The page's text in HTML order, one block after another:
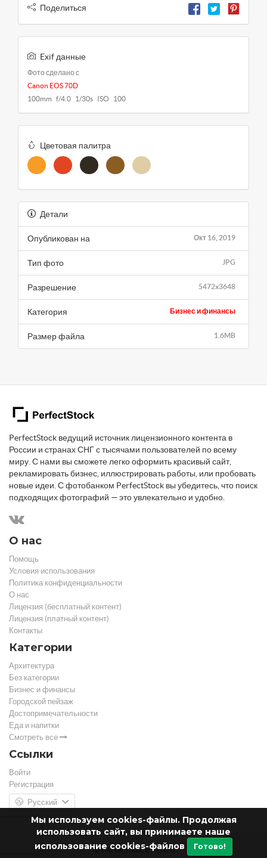
Мы используем cookies-файлы. Продолжая
использовать сайт, вы принимаете наше
использование cookies-файлов
Готово!
Поделиться
Exif данные
Фото сделано с
Canon EOS 70D
100mm f/4.0 1/30s ISO 100
Цветовая палитра
Детали
Окт 16, 2019
Опубликован на
JPG
Тип фото
5472x3648
Разрешение
Бизнес и финансы
Категория
1.6MB
Размер файла
PerfectStock ведущий источник лицензионного контента в
России и странах СНГ с тысячами пользователей по всему
миру. С нами вы сможете легко оформить красивый сайт,
рекламировать бизнес, иллюстрировать работы, или пробовать
новые идеи. С фотобанком PerfectStock вы убедитесь, что поиск
подходящих фотографий — это увлекательно и удобно.
О нас
Помощь
Условия использования
Политика конфиденциальности
О нас
Лицензия (бесплатный контент)
Лицензия (платный контент)
Контакты
Категории
Архитектура
Без категории
Бизнес и финансы
Городской пейзаж
Достопримечательности
Еда и напитки
Смотреть все
Ссылки
Войти
Регистрация
Русский
© PerfectStock - 2026